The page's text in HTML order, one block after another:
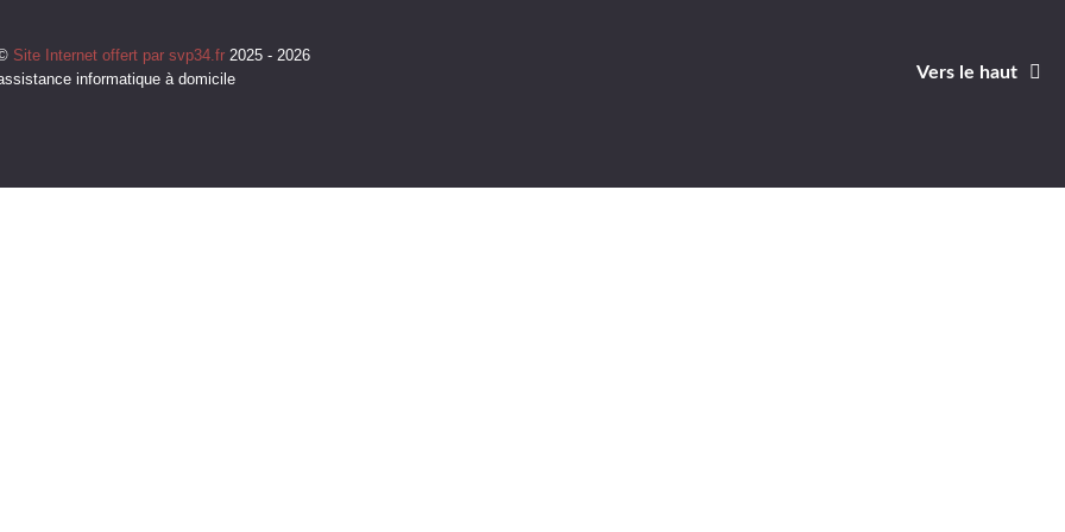
Site Internet offert par svp34.fr 2025 - 2026
informatique à domicile
Vers le haut